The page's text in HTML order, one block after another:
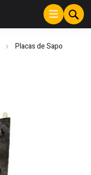
Placas de Sapo